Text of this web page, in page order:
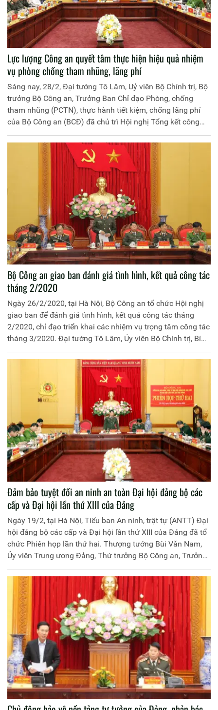
Lực lượng Công an quyết tâm thực hiện hiệu quả nhiệm
vụ phòng chống tham nhũng, lãng phí
Sáng nay, 28/2, Đại tướng Tô Lâm, Uỷ viên Bộ Chính trị, Bộ
trưởng Bộ Công an, Trưởng Ban Chỉ đạo Phòng, chống
tham nhũng (PCTN), thực hành tiết kiệm, chống lãng phí
của Bộ Công an (BCĐ) đã chủ trì Hội nghị Tổng kết công
tác PCTN, thực hành tiết kiệm, chống lãng phí của CAND
năm 2019; triển khai kế hoạch công tác năm 2020.
Bộ Công an giao ban đánh giá tình hình, kết quả công tác
tháng 2/2020
Ngày 26/2/2020, tại Hà Nội, Bộ Công an tổ chức Hội nghị
giao ban để đánh giá tình hình, kết quả công tác tháng
2/2020, chỉ đạo triển khai các nhiệm vụ trọng tâm công tác
tháng 3/2020. Đại tướng Tô Lâm, Ủy viên Bộ Chính trị, Bí
thư Đảng ủy Công an Trung ương, Bộ trưởng Bộ Công an
chủ trì Hội nghị.
Đảm bảo tuyệt đối an ninh an toàn Đại hội đảng bộ các
cấp và Đại hội lần thứ XIII của Đảng
Ngày 19/2, tại Hà Nội, Tiểu ban An ninh, trật tự (ANTT) Đại
hội đảng bộ các cấp và Đại hội lần thứ XIII của Đảng đã tổ
chức Phiên họp lần thứ hai. Thượng tướng Bùi Văn Nam,
Ủy viên Trung ương Đảng, Thứ trưởng Bộ Công an, Trưởng
Tiểu ban chủ trì Phiên họp.